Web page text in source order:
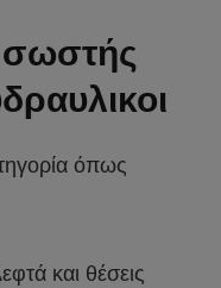
σωστής
όπως
και θέσεις